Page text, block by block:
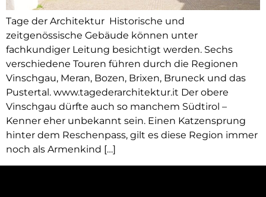
Tage der Architektur Historische und
zeitgenössische Gebäude können unter
fachkundiger Leitung besichtigt werden. Sechs
verschiedene Touren führen durch die Regionen
Vinschgau, Meran, Bozen, Brixen, Bruneck und das
Pustertal. www.tagederarchitektur.it Der obere
Vinschgau dürfte auch so manchem Südtirol –
Kenner eher unbekannt sein. Einen Katzensprung
hinter dem Reschenpass, gilt es diese Region immer
noch als Armenkind […]